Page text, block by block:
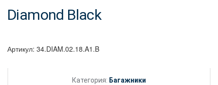
Diamond Black
Артикул: 34.DIAM.02.18.A1.B
Категория: Багажники